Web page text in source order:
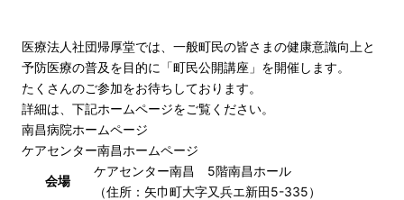
医療法人社団帰厚堂では、一般町民の皆さまの健康意識向上と
予防医療の普及を目的に「町民公開講座」を開催します。
たくさんのご参加をお待ちしております。
詳細は、下記ホームページをご覧ください。
南昌病院ホームページ
ケアセンター南昌ホームページ
会場
ケアセンター南昌 5階南昌ホール
（住所：矢巾町大字又兵エ新田5-335）